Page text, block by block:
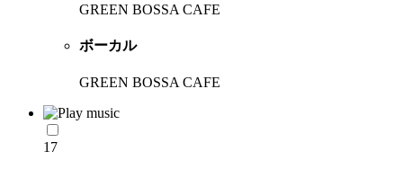
GREEN BOSSA CAFE
ボーカル
GREEN BOSSA CAFE
17